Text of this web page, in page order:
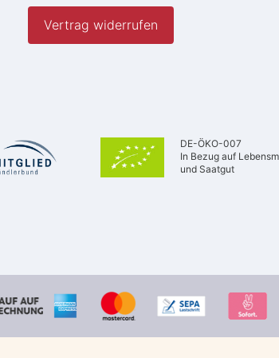
Vertrag widerrufen
DE-ÖKO-007
In Bezug auf
und Saatgut